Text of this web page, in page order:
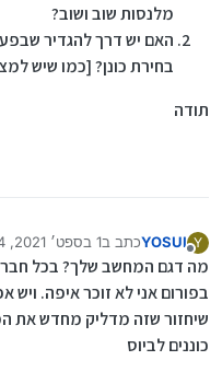
מלנסות שוב ושוב?
האם יש דרך להגדיר
בחירת כונן? [כמו שיש
תודה
Y
מנותק
YOSUIכתב ב1 בספט׳ 2021, 18:34
נערך לאחרונה על ידי
מה דגם המחשב שלך? בכל
בפורום אני לא זוכר איפה.
שיחזור שזה מדליק מחדש את
כוננים לביוס